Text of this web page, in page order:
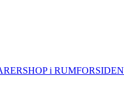
SHOP i RUMFORSIDEN